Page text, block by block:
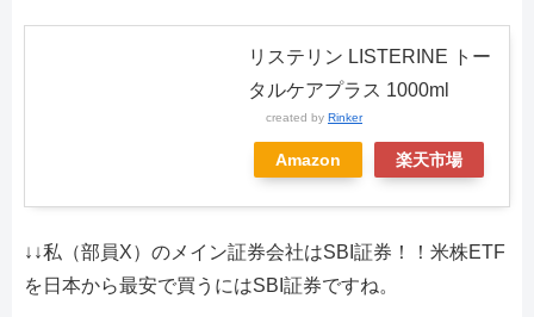
リステリン LISTERINE トー
タルケアプラス 1000ml
created by Rinker
Amazon 楽天市場
↓↓私（部員X）のメイン証券会社はSBI証券！！米株ETF
を日本から最安で買うにはSBI証券ですね。